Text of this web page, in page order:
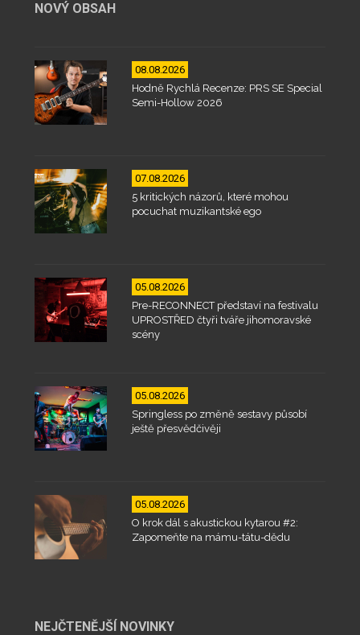
NOVÝ OBSAH
08.08.2026
Hodně Rychlá Recenze: PRS SE Special
Semi-Hollow 2026
07.08.2026
5 kritických názorů, které mohou
pocuchat muzikantské ego
05.08.2026
Pre-RECONNECT představí na festivalu
UPROSTŘED čtyři tváře jihomoravské
scény
05.08.2026
Springless po změně sestavy působí
ještě přesvědčivěji
05.08.2026
O krok dál s akustickou kytarou #2:
Zapomeňte na mámu-tátu-dědu
NEJČTENĚJŠÍ NOVINKY